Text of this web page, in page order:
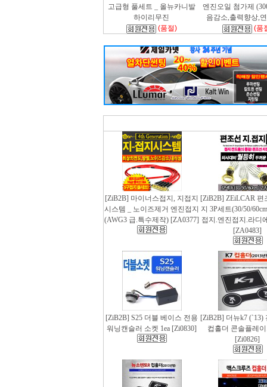
고급형 풀세트 _ 올뉴카니발
하이리무진
(품절)
엔진오일 첨가제
음감소,출력향상,
(품
[ZiB2B] 마이너스접지, 지접지
시스템 _ 노이즈제거 엔진접지
(AWG3 급.특수제작) [ZA0377]
[ZiB2B] ZEiLCAR 편
지 3P세트(30/50/
접지.엔진접지.라디
[ZA0483]
[ZiB2B] S25 더블 베이스 전용
워닝캔슬러 소켓 1ea [Zi0830]
[ZiB2B] 더뉴k7 (`13)
컵홀더 콘솔플레
[Zi0826]